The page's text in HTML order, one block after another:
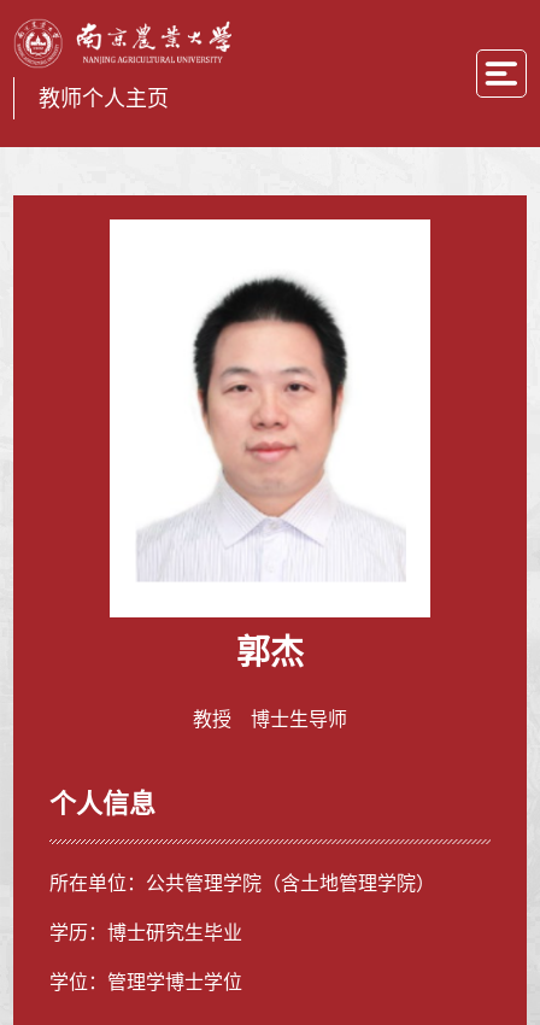
教师个人主页
郭杰
教授 博士生导师
个人信息
所在单位：公共管理学院（含土地管理学院）
学历：博士研究生毕业
学位：管理学博士学位